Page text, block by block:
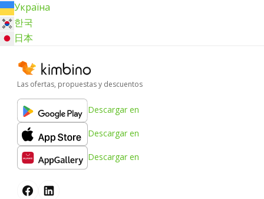
Україна
한국
日本
Las ofertas, propuestas y descuentos
Descargar en
Descargar en
Descargar en